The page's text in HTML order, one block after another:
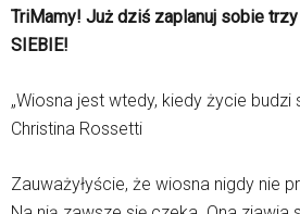
TriMamy! Już dziś zaplanuj sobie
SIEBIE!
„Wiosna jest wtedy, kiedy życie budzi
Christina Rossetti
Zauważyłyście, że wiosna nigdy nie